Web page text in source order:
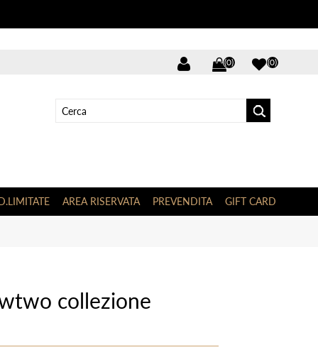
(0) (0)
AREA RISERVATA PREVENDITA GIFT CARD
collezione